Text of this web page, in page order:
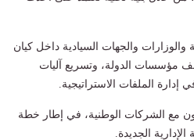
والجهات السيادية داخل كيان
مؤسسات الدولة، وتسريع آليات
الملفات الاستراتيجية.
مع الشركات الوطنية، في إطار خطة
الجديدة.